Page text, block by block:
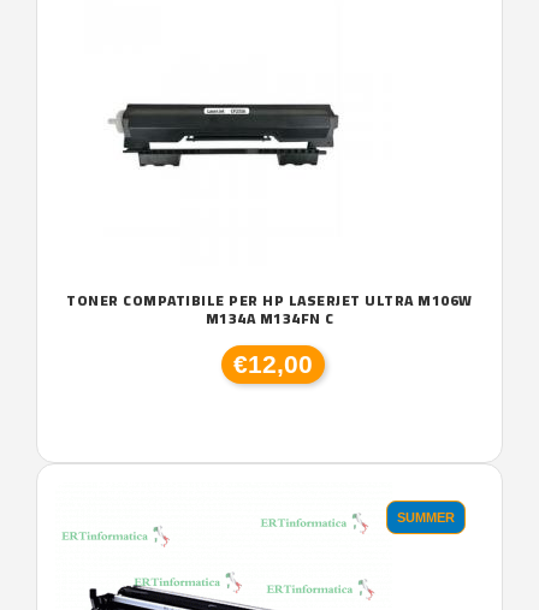
TONER COMPATIBILE PER HP LASERJET ULTRA M106W
M134A M134FN C
€12,00
SUMMER